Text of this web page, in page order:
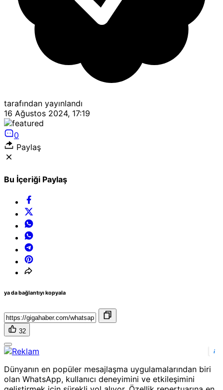
tarafından yayınlandı
16 Ağustos 2024, 17:19
0
Paylaş
Bu İçeriği Paylaş
ya da bağlantıyı kopyala
32
i
Dünyanın en popüler mesajlaşma uygulamalarından biri
olan WhatsApp, kullanıcı deneyimini ve etkileşimini